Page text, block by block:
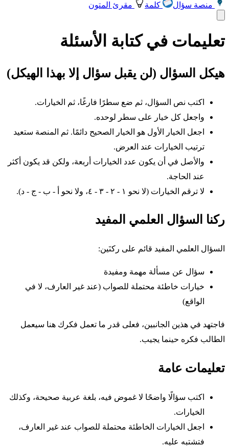
منصة سؤال كلمة مقرئ المتون
تعليمات في كتابة الأسئلة
هيكل السؤال (لن يقبل سؤال إلا بهذا الهيكل)
اكتب نص السؤال، ثم ضع سطرًا فارغًا، ثم الخيارات.
واجعل كل خيار على سطر لوحده.
اجعل الخيار الأول هو الخيار الصحيح دائمًا. ثم المنصة ستعيد
ترتيب الخيارات عند العرض.
والأصل في أن يكون عدد الخيارات أربعة، ولكن قد يكون أكثر
عند الحاجة.
لا ترقم الخيارات (لا نحو ١ - ٢ - ٣ - ٤، ولا نحو أ - ب - ج - د).
ركنا السؤال العلمي المفيد
السؤال العلمي المفيد قائم على ركنَين:
سؤال عن مسألة مهمة ومفيدة
خيارات خاطئة محتملة للصواب (عند غير العارف، لا في
الواقع)
فاجتهد في هذين الجانبين، فعلى قدر ما تعمل فكرك هنا سيعمل
الطالب فكره حينما يجيب.
تعليمات عامة
اكتب سؤالًا واضحًا لا غموض فيه، بلغة عربية صحيحة، وكذلك
الخيارات.
اجعل الخيارات الخاطئة محتملة للصواب عند غير العارف،
فتشتبه عليه.